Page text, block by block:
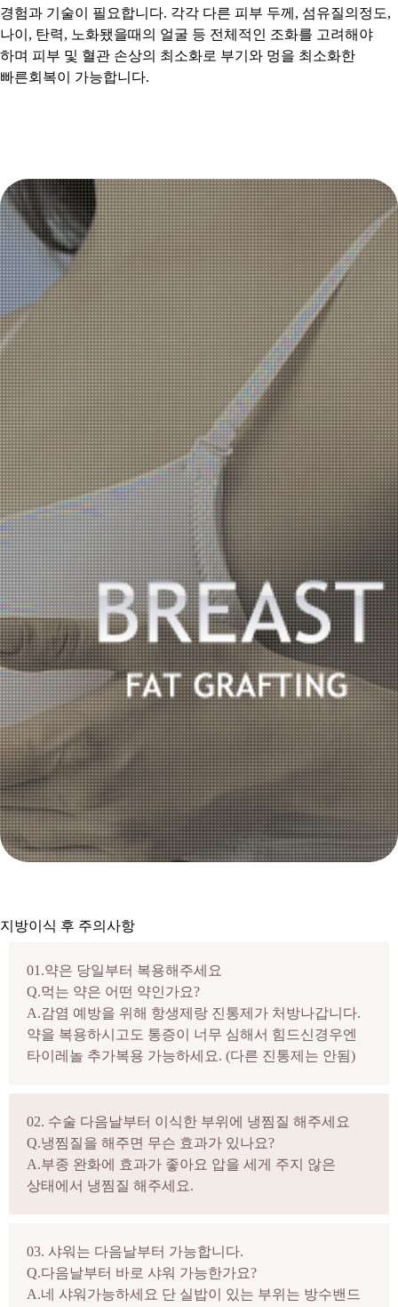
경험과 기술이 필요합니다.​ 각각 다른 피부 두께, 섬유질의정도,
나이, 탄력, 노화됐을때의 얼굴 등 전체적인 조화를 고려해야
하며 피부 및 혈관 손상의 최소화로 부기와 멍을 최소화한
빠른회복이 가능합니다.
지방이식 후 주의사항
01.약은 당일부터 복용해주세요
Q.먹는 약은 어떤 약인가요?
A.감염 예방을 위해 항생제랑 진통제가 처방나갑니다.
약을 복용하시고도 통증이 너무 심해서 힘드신경우엔
타이레놀 추가복용 가능하세요. (다른 진통제는 안됨)
02. 수술 다음날부터 이식한 부위에 냉찜질 해주세요
Q.냉찜질을 해주면 무슨 효과가 있나요?
A.부종 완화에 효과가 좋아요 압을 세게 주지 않은
상태에서 냉찜질 해주세요.
03. 샤워는 다음날부터 가능합니다.
Q.다음날부터 바로 샤워 가능한가요?
A.네 샤워가능하세요 단 실밥이 있는 부위는 방수밴드